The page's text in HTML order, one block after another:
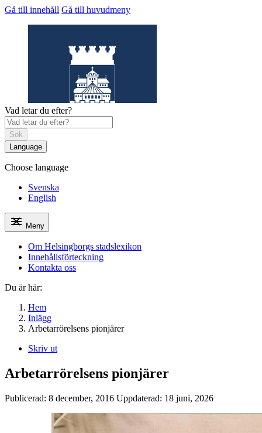
Gå till innehåll Gå till huvudmeny
Helsingborgs stadslexikon
Vad letar du efter?
Sök
Language
Choose language
Svenska
English
Meny
Om Helsingborgs stadslexikon
Innehållsförteckning
Kontakta oss
Du är här:
Hem
Inlägg
Arbetarrörelsens pionjärer
Skriv ut
Arbetarrörelsens pionjärer
Publicerad: 8 december, 2016 Uppdaterad: 18 juni, 2026